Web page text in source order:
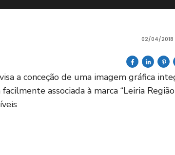
02/04/2018
a conceção de uma imagem gráfica
associada à marca “Leiria Região